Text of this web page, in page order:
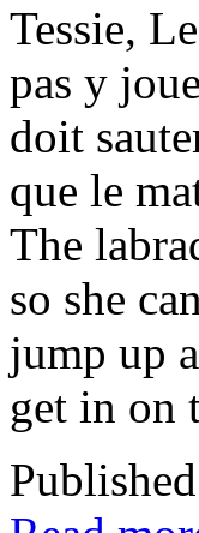
Tessie,
pas y
doit
que le
The
so she
jump up
get in on